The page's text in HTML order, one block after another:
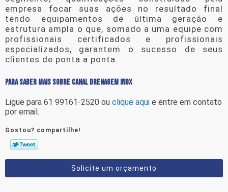
empresa focar suas ações no resultado final
tendo equipamentos de última geração e
estrutura ampla o que, somado a uma equipe com
profissionais certificados e profissionais
especializados, garantem o sucesso de seus
clientes de ponta a ponta.
PARA SABER MAIS SOBRE CANAL DRENAGEM INOX
Ligue para 61 99161-2520 ou clique aqui e entre em contato
por email.
Gostou? compartilhe!
Solicite um orçamento